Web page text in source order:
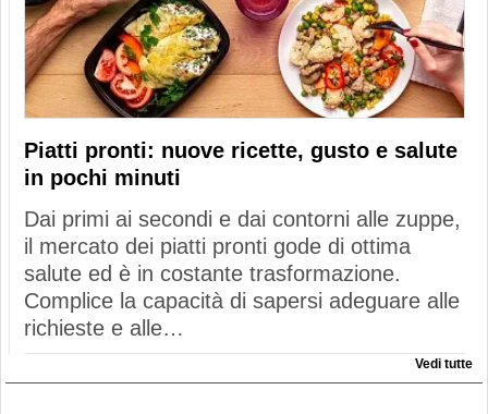
Piatti pronti: nuove ricette, gusto e salute
in pochi minuti
Dai primi ai secondi e dai contorni alle zuppe,
il mercato dei piatti pronti gode di ottima
salute ed è in costante trasformazione.
Complice la capacità di sapersi adeguare alle
richieste e alle…
Vedi tutte